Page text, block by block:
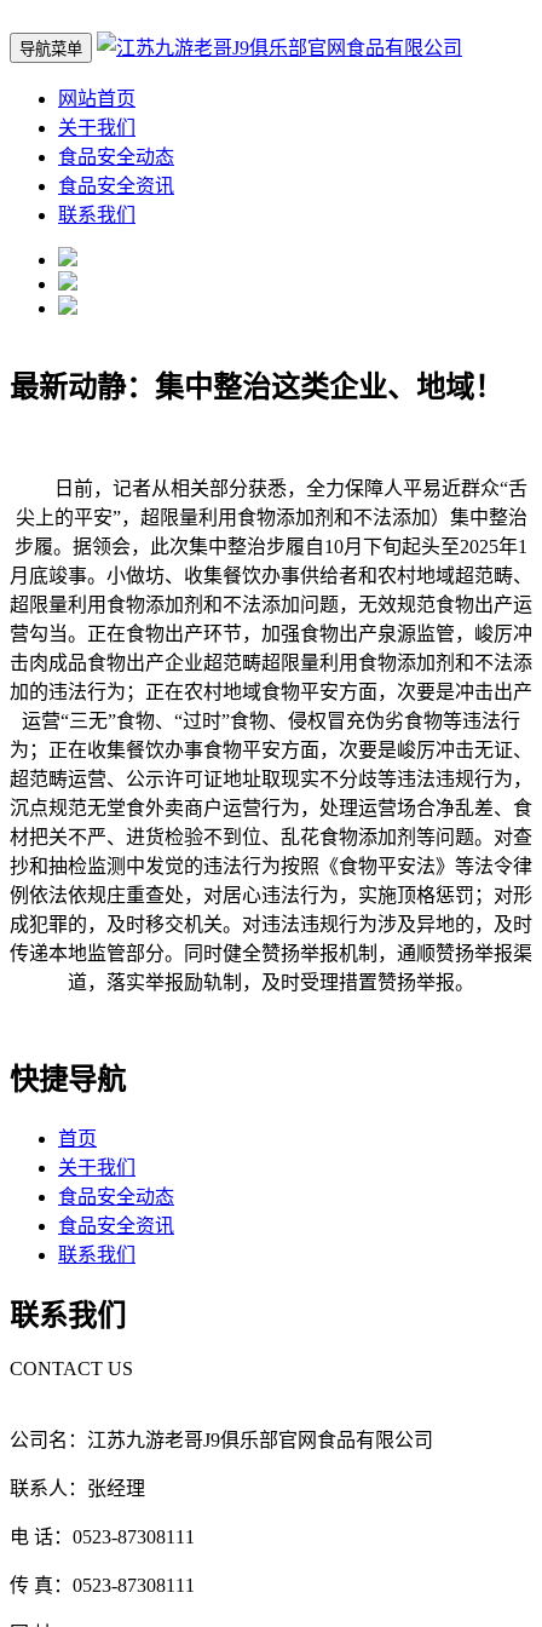
导航菜单
网站首页
关于我们
食品安全动态
食品安全资讯
联系我们
最新动静：集中整治这类企业、地域！
日前，记者从相关部分获悉，全力保障人平易近群众“舌
尖上的平安”，超限量利用食物添加剂和不法添加）集中整治
步履。据领会，此次集中整治步履自10月下旬起头至2025年1
月底竣事。小做坊、收集餐饮办事供给者和农村地域超范畴、
超限量利用食物添加剂和不法添加问题，无效规范食物出产运
营勾当。正在食物出产环节，加强食物出产泉源监管，峻厉冲
击肉成品食物出产企业超范畴超限量利用食物添加剂和不法添
加的违法行为；正在农村地域食物平安方面，次要是冲击出产
运营“三无”食物、“过时”食物、侵权冒充伪劣食物等违法行
为；正在收集餐饮办事食物平安方面，次要是峻厉冲击无证、
超范畴运营、公示许可证地址取现实不分歧等违法违规行为，
沉点规范无堂食外卖商户运营行为，处理运营场合净乱差、食
材把关不严、进货检验不到位、乱花食物添加剂等问题。对查
抄和抽检监测中发觉的违法行为按照《食物平安法》等法令律
例依法依规庄重查处，对居心违法行为，实施顶格惩罚；对形
成犯罪的，及时移交机关。对违法违规行为涉及异地的，及时
传递本地监管部分。同时健全赞扬举报机制，通顺赞扬举报渠
道，落实举报励轨制，及时受理措置赞扬举报。
快捷导航
首页
关于我们
食品安全动态
食品安全资讯
联系我们
联系我们
CONTACT US
公司名：江苏九游老哥J9俱乐部官网食品有限公司
联系人：张经理
电 话：0523-87308111
传 真：0523-87308111